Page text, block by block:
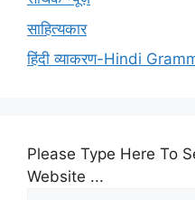
साहित्यकार
हिंदी व्याकरण-Hindi
Please Type Here To
Website ...